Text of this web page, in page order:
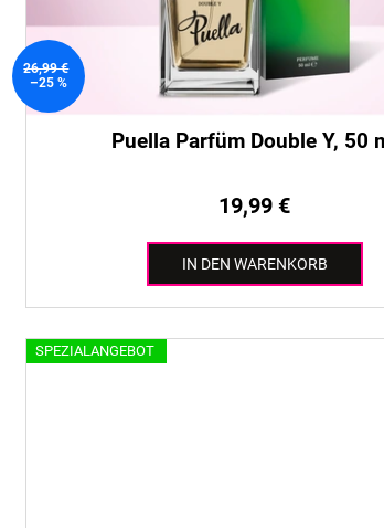
n
g
r
o
d
u
26,99 €
–25 %
Puella Parfüm Double Y, 50
19,99 €
IN DEN WARENKORB
SPEZIALANGEBOT